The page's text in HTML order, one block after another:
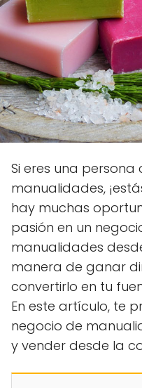
Si eres una
manualidades,
hay muchas
pasión en un
manualidades
manera de ganar
convertirlo en tu
En este artículo, te
negocio de
y vender desde la